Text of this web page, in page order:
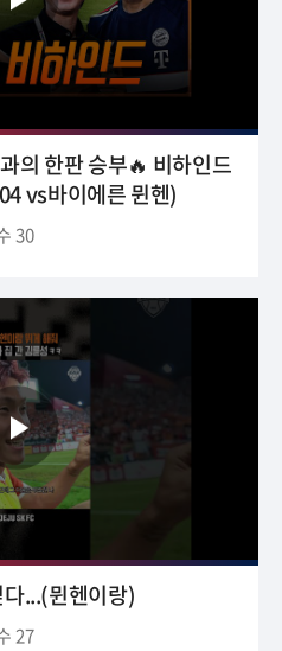
의 한판 승부🔥 비하인드
vs바이에른 뮌헨)
30
...(뮌헨이랑)
27